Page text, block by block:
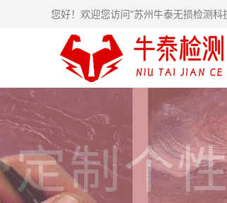
您好！欢迎您访问"苏州牛泰无损检测科